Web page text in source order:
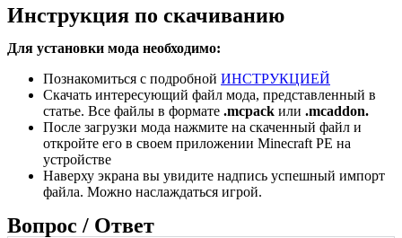
Инструкция по скачиванию
Для установки мода необходимо:
Познакомиться с подробной ИНСТРУКЦИЕЙ
Скачать интересующий файл мода, представленный в
статье. Все файлы в формате .mcpack или .mcaddon.
После загрузки мода нажмите на скаченный файл и
откройте его в своем приложении Minecraft PE на
устройстве
Наверху экрана вы увидите надпись успешный импорт
файла. Можно наслаждаться игрой.
Вопрос / Ответ